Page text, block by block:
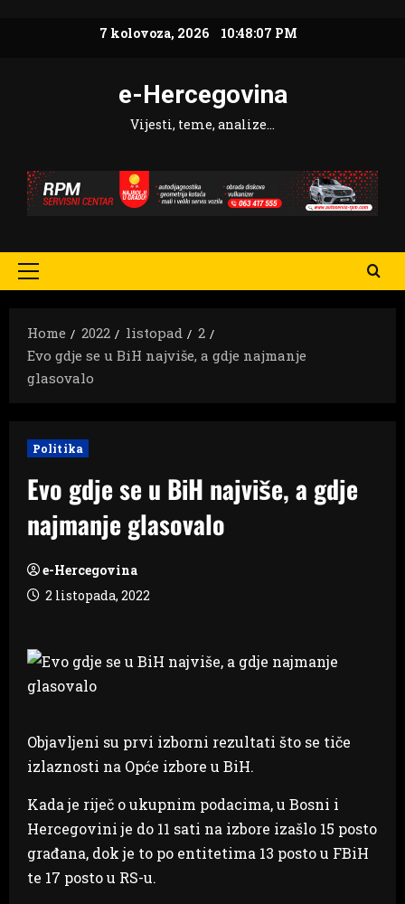
7 kolovoza, 2026 10:48:08 PM
e-Hercegovina
Vijesti, teme, analize…
Primary
Home
2022 listopad
2
Evo gdje se u BiH najviše, a gdje najmanje
glasovalo
Politika
Evo gdje se u BiH najviše, a gdje
najmanje glasovalo
e-Hercegovina
2 listopada, 2022
Objavljeni su prvi izborni rezultati što se tiče
izlaznosti na Opće izbore u BiH.
Kada je riječ o ukupnim podacima, u Bosni i
Hercegovini je do 11 sati na izbore izašlo 15 posto
građana, dok je to po entitetima 13 posto u FBiH
te 17 posto u RS-u.